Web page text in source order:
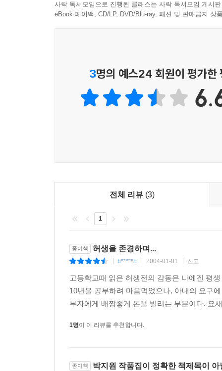
사락 독서모임으로 진행된 클래스는 사락 독서모임 게시
eBook 페이백, CD/LP, DVD/Blu-ray, 패션 및 판매금지 상
3명의 예스24 회원이 평가한
전체 리뷰 (3)
1
종이책 허생을 존경하며...
b*****h 2004-01-01 신고
고등학교때 읽은 허생전의 감동은 나에겐 평
10년을 공부하려 마음먹었으나, 아내의 요구
부자에게 배짱좋게 돈을 빌리는 부분이다. 요
1명이 이 리뷰를 추천합니다.
종이책 박지원 작품집이 정확한 책제목이 아